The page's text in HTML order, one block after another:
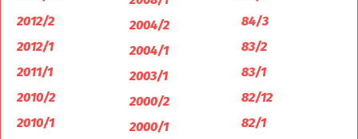
2012/2
2012/1
2011/1
2010/2
2010/1
2004/2
2004/1
2003/1
2000/2
2000/1
84/3
83/2
83/1
82/12
82/1